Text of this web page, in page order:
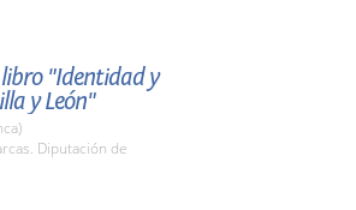
"Identidad y
y León"
Diputación de